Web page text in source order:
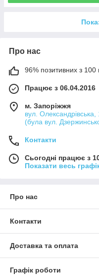
Про нас
96% позитивних з 100
Працює з 06.04.2016
м. Запоріжжя
вул.
(була вул.
Контакти
Сьогодні працює з
Показати весь
Про нас
Контакти
Доставка та оплата
Графік роботи